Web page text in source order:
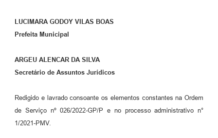
LUCIMARA GODOY VILAS BOAS
Prefeita Municipal
ARGEU ALENCAR DA SILVA
Secretário de Assuntos Jurídicos
Redigido e lavrado consoante os elementos constantes na Ordem
de Serviço nº 026/2022-GP/P e no processo administrativo n°
1/2021-PMV.